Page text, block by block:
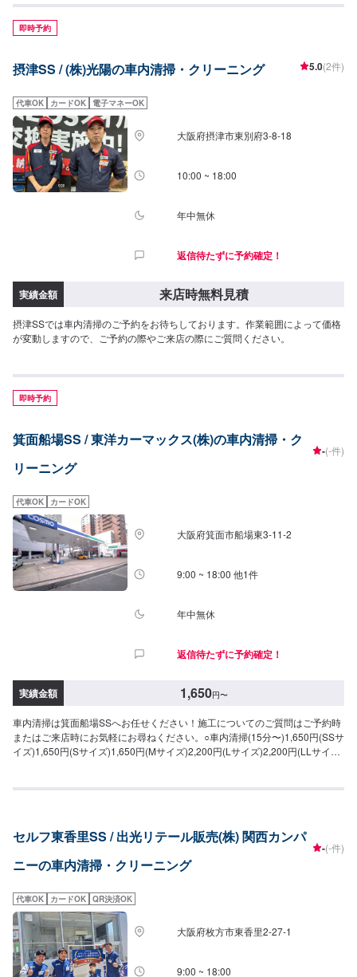
即時予約
摂津SS / (株)光陽の車内清掃・クリーニング 5.0(2件)
代車OK カードOK 電子マネーOK
大阪府摂津市東別府3-8-18
10:00 ~ 18:00
年中無休
返信待たずに予約確定！
実績金額 来店時無料見積
摂津SSでは車内清掃のご予約をお待ちしております。作業範囲によって価格
が変動しますので、ご予約の際やご来店の際にご質問ください。
即時予約
箕面船場SS / 東洋カーマックス(株)の車内清掃・ク
リーニング
-(-件)
代車OK カードOK
大阪府箕面市船場東3-11-2
9:00 ~ 18:00 他1件
年中無休
返信待たずに予約確定！
実績金額 1,650円〜
車内清掃は箕面船場SSへお任せください！施工についてのご質問はご予約時
またはご来店時にお気軽にお尋ねください。○車内清掃(15分〜)1,650円(SSサ
イズ)1,650円(Sサイズ)1,650円(Mサイズ)2,200円(Lサイズ)2,200円(LLサイ
円(LLサイズ)
セルフ東香里SS / 出光リテール販売(株) 関西カンパ
ニーの車内清掃・クリーニング
-(-件)
代車OK カードOK QR決済OK
大阪府枚方市東香里2-27-1
9:00 ~ 18:00